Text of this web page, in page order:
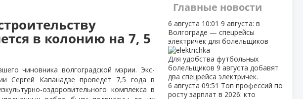
в колонию на 7, 5
чиновника волгоградской мэрии. Экс-
Сергей Капанадзе проведет 7,5 года в
оздоровительного комплекса в
Главные новости
6 августа 10:01 9 августа: в
Волгограде — спецрейсы
электричек для болельщиков
Для удобства футбольных
болельщиков 9 августа добавят
два спецрейса электричек.
6 августа 09:51 Топ профессий по
росту зарплат в 2026: кто